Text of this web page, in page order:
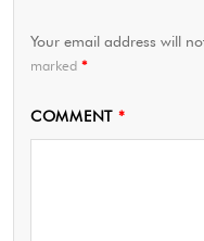
Your email address will
marked *
COMMENT *